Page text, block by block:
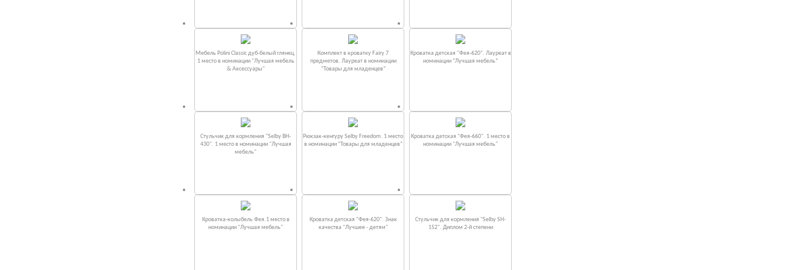
Мебель Polini Classic дуб-белый глянец.
1 место в номинации "Лучшая мебель
& Аксессуары"
Комплект в кроватку Fаiry 7
предметов. Лауреат в номинации
“Товары для младенцев”
Кроватка детская "Фея-620". Лауреат в
номинации “Лучшая мебель”
Стульчик для кормления "Selby BH-
430". 1 место в номинации "Лучшая
мебель"
Рюкзак-кенгуру Selby Freedom. 1 место
в номинации “Товары для младенцев”
Кроватка детская "Фея-660". 1 место в
номинации "Лучшая мебель"
Кроватка-колыбель Фея.1 место в
номинации "Лучшая мебель"
Кроватка детская "Фея-620". Знак
качества "Лучшее - детям"
Стульчик для кормления "Selby SH-
152". Диплом 2-й степени